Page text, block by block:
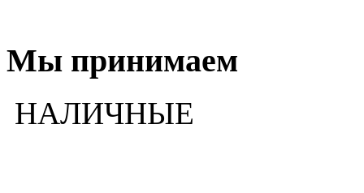
Мы принимаем
НАЛИЧНЫЕ